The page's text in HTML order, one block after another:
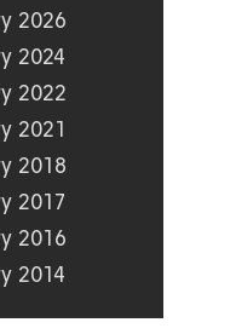
2026
2024
2022
2021
2018
2017
2016
2014